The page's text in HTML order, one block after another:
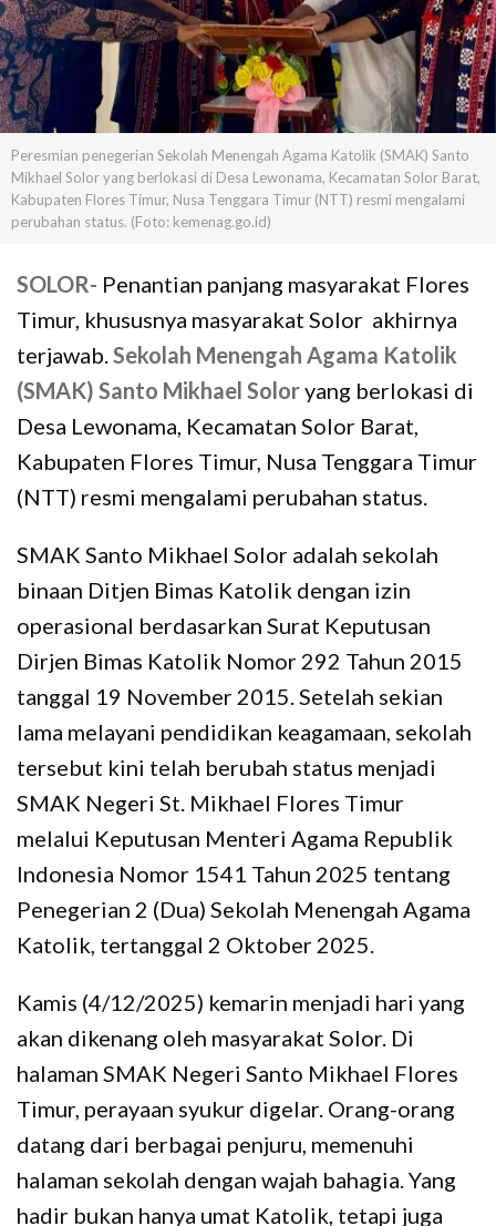
Peresmian penegerian Sekolah Menengah Agama Katolik (SMAK) Santo
Mikhael Solor yang berlokasi di Desa Lewonama, Kecamatan Solor Barat,
Kabupaten Flores Timur, Nusa Tenggara Timur (NTT) resmi mengalami
perubahan status. (Foto: kemenag.go.id)
SOLOR- Penantian panjang masyarakat Flores
Timur, khususnya masyarakat Solor akhirnya
terjawab. Sekolah Menengah Agama Katolik
(SMAK) Santo Mikhael Soloryang berlokasi di
Desa Lewonama, Kecamatan Solor Barat,
Kabupaten Flores Timur, Nusa Tenggara Timur
(NTT) resmi mengalami perubahan status.
SMAK Santo Mikhael Solor adalah sekolah
binaan Ditjen Bimas Katolik dengan izin
operasional berdasarkan Surat Keputusan
Dirjen Bimas Katolik Nomor 292 Tahun 2015
tanggal 19 November 2015. Setelah sekian
lama melayani pendidikan keagamaan, sekolah
tersebut kini telah berubah status menjadi
SMAK Negeri St. Mikhael Flores Timur
melalui Keputusan Menteri Agama Republik
Indonesia Nomor 1541 Tahun 2025 tentang
Penegerian 2 (Dua) Sekolah Menengah Agama
Katolik, tertanggal 2 Oktober 2025.
Kamis (4/12/2025) kemarin menjadi hari yang
akan dikenang oleh masyarakat Solor. Di
halaman SMAK Negeri Santo Mikhael Flores
Timur, perayaan syukur digelar. Orang-orang
datang dari berbagai penjuru, memenuhi
halaman sekolah dengan wajah bahagia. Yang
hadir bukan hanya umat Katolik, tetapi juga